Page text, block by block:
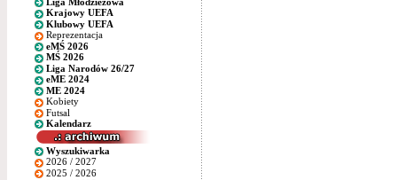
Krajowy UEFA
Klubowy UEFA
Reprezentacja
eMŚ 2026
MŚ 2026
Liga Narodów 26/27
eME 2024
ME 2024
Kobiety
Futsal
Kalendarz
Wyszukiwarka
2026 / 2027
2025 / 2026